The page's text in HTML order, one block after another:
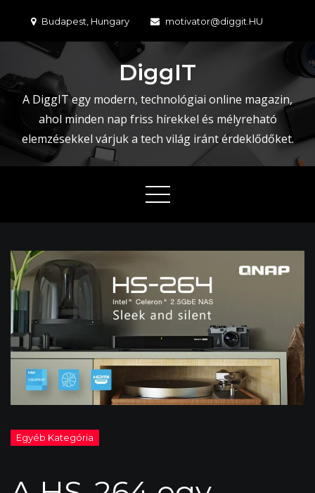
content
Budapest, Hungary motivator@diggit.HU
DiggIT
A DiggIT egy modern, technológiai online magazin,
ahol minden nap friss hírekkel és mélyreható
elemzésekkel várjuk a tech világ iránt érdeklődőket.